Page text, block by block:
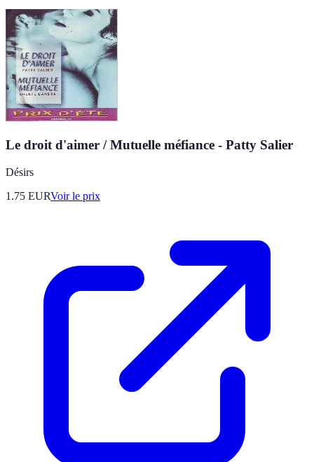
Le droit d'aimer / Mutuelle méfiance - Patty Salier
Désirs
1.75 EURVoir le prix